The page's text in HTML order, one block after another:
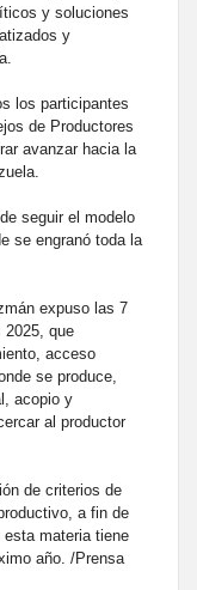
y soluciones
y
los participantes
de Productores
avanzar hacia la
seguir el modelo
se engranó toda la
expuso las 7
2025, que
acceso
se produce,
acopio y
al productor
de criterios de
a fin de
materia tiene
año. /Prensa